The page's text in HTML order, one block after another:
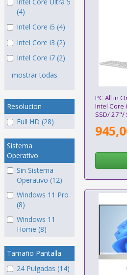
(4)
Intel Core i5 (4)
Intel Core i3 (2)
Intel Core i7 (2)
mostrar todas
Resolucion
Full HD (28)
Sistema
Operativo
Sin Sistema
Operativo (12)
Windows 11 Pro
(8)
Windows 11
Home (8)
Tamaño Pantalla
24 Pulgadas (14)
PC All in
Intel Core
SSD/ 27"/